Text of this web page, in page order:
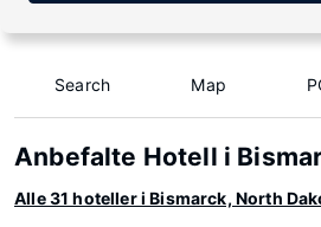
Search Map
Anbefalte Hotell i
Alle 31 hoteller i Bismarck, North